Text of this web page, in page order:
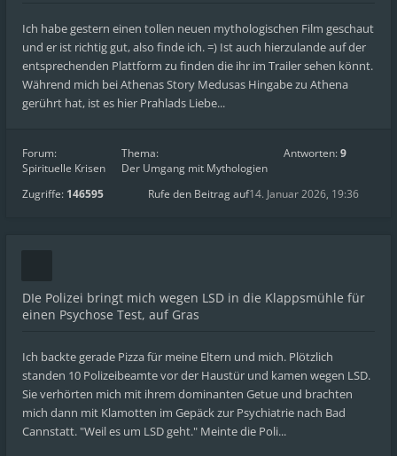
Ich habe gestern einen tollen neuen mythologischen Film geschaut
und er ist richtig gut, also finde ich. =) Ist auch hierzulande auf der
entsprechenden Plattform zu finden die ihr im Trailer sehen könnt.
Während mich bei Athenas Story Medusas Hingabe zu Athena
gerührt hat, ist es hier Prahlads Liebe...
Forum:
Spirituelle Krisen
Thema:
Der Umgang mit Mythologien
Antworten:9
Zugriffe: 146595 14. Januar 2026, 19:36
Rufe den Beitrag auf
DIe Polizei bringt mich wegen LSD in die Klappsmühle für
einen Psychose Test, auf Gras
Ich backte gerade Pizza für meine Eltern und mich. Plötzlich
standen 10 Polizeibeamte vor der Haustür und kamen wegen LSD.
Sie verhörten mich mit ihrem dominanten Getue und brachten
mich dann mit Klamotten im Gepäck zur Psychiatrie nach Bad
Cannstatt. "Weil es um LSD geht." Meinte die Poli...